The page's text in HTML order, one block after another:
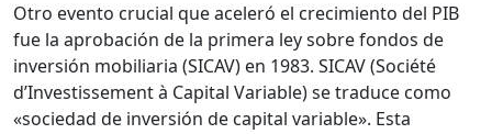
Otro evento crucial que aceleró el crecimiento del PIB
fue la aprobación de la primera ley sobre fondos de
inversión mobiliaria (SICAV) en 1983. SICAV (Société
d’Investissement à Capital Variable) se traduce como
«sociedad de inversión de capital variable». Esta